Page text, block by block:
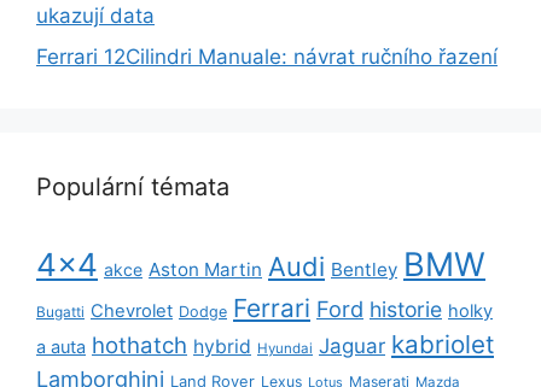
ukazují data
Ferrari 12Cilindri Manuale: návrat ručního řazení
Populární témata
4x4 akce Aston Martin Audi Bentley BMW
Bugatti Chevrolet Dodge Ferrari Ford historie holky
a auta hothatch hybrid Hyundai Jaguar kabriolet
Lamborghini Land Rover Lexus Lotus Maserati Mazda